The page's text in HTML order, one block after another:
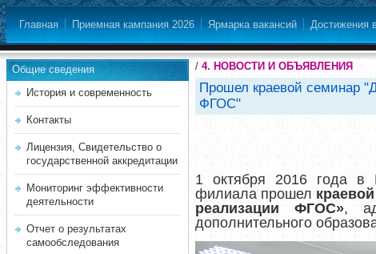
Главная Приемная кампания 2026 Ярмарка вакансий Достижения
Общие сведения
История и современность
Контакты
Лицензия, Свидетельство о
государственной аккредитации
Мониторинг эффективности
деятельности
Отчет о результатах
самообследования
/ 4. НОВОСТИ И ОБЪЯВЛЕНИЯ
Прошел краевой семинар
ФГОС"
1 октября 2016 года в
филиала прошел
реализации ФГОС»,
дополнительного